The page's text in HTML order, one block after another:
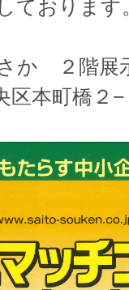
ております
か ２階展
区本町橋２